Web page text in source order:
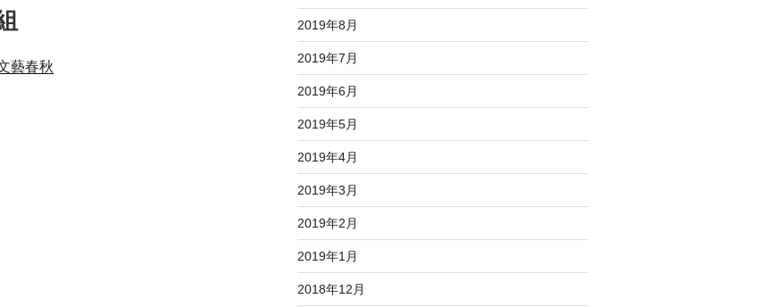
藝春秋
2019年8月
2019年7月
2019年6月
2019年5月
2019年4月
2019年3月
2019年2月
2019年1月
2018年12月